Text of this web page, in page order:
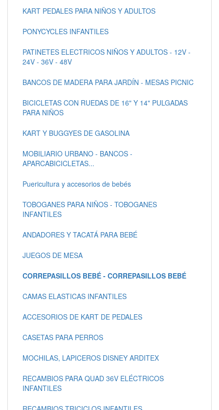
KART PEDALES PARA NIÑOS Y ADULTOS
PONYCYCLES INFANTILES
PATINETES ELECTRICOS NIÑOS Y ADULTOS - 12V -
24V - 36V - 48V
BANCOS DE MADERA PARA JARDÍN - MESAS PICNIC
BICICLETAS CON RUEDAS DE 16" Y 14" PULGADAS
PARA NIÑOS
KART Y BUGGYES DE GASOLINA
MOBILIARIO URBANO - BANCOS -
APARCABICICLETAS...
Puericultura y accesorios de bebés
TOBOGANES PARA NIÑOS - TOBOGANES
INFANTILES
ANDADORES Y TACATÁ PARA BEBÉ
JUEGOS DE MESA
CORREPASILLOS BEBÉ - CORREPASILLOS BEBÉ
CAMAS ELASTICAS INFANTILES
ACCESORIOS DE KART DE PEDALES
CASETAS PARA PERROS
MOCHILAS, LAPICEROS DISNEY ARDITEX
RECAMBIOS PARA QUAD 36V ELÉCTRICOS
INFANTILES